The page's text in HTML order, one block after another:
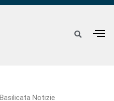
Basilicata Notizie